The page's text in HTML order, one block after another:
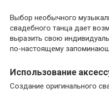
Выбор необычного
свадебного танца дает
выразить свою
по-настоящему
Использование
Создание оригинального